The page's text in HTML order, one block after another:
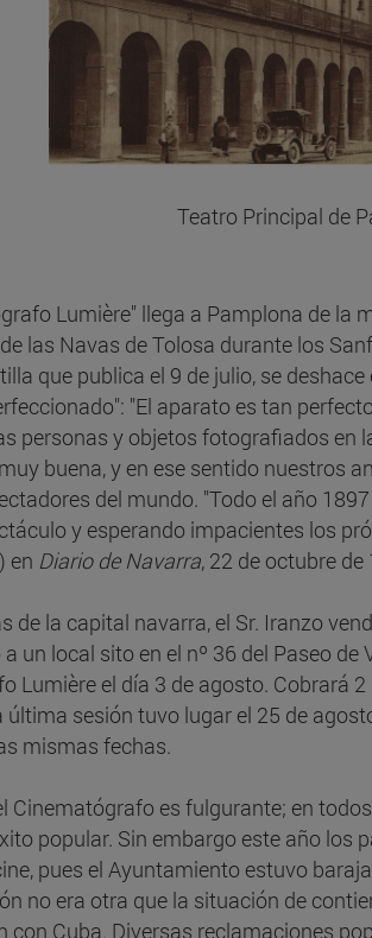
Teatro Principal de
Lumière" llega a Pamplona de la
las Navas de Tolosa durante los
que publica el 9 de julio, se
"El aparato es tan
personas y objetos fotografiados en
buena, y en ese sentido nuestros
del mundo. "Todo el año
y esperando impacientes los
en Diario de Navarra, 22 de octubre de
de la capital navarra, el Sr. Iranzo
un local sito en el nº 36 del Paseo
Lumière el día 3 de agosto. Cobrará
última sesión tuvo lugar el 25 de
mismas fechas.
Cinematógrafo es fulgurante; en
popular. Sin embargo este año los
pues el Ayuntamiento estuvo
no era otra que la situación de
con Cuba. Diversas reclamaciones